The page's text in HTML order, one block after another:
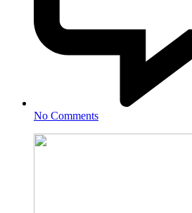
No Comments